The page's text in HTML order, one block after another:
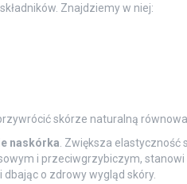
Znajdziemy w niej:
skórze naturalną
naskórka . Zwiększa
i przeciwgrzybiczym, stanowi
o zdrowy wygląd skóry.